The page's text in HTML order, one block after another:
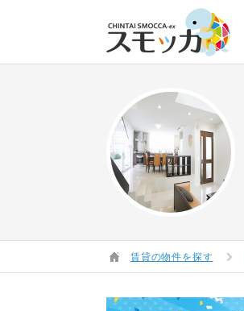
賃貸の物件を探す